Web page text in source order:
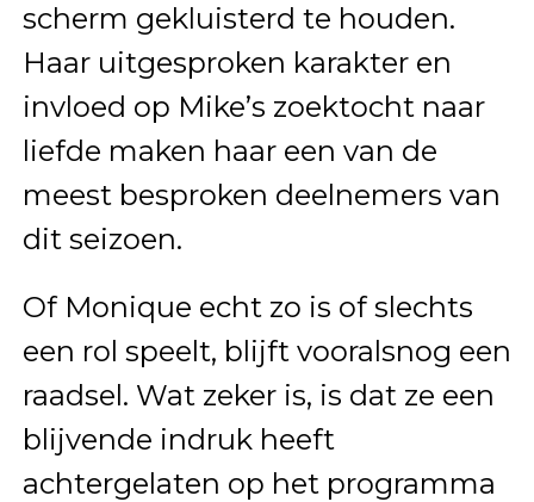
scherm gekluisterd te houden.
Haar uitgesproken karakter en
invloed op Mike’s zoektocht naar
liefde maken haar een van de
meest besproken deelnemers van
dit seizoen.
Of Monique echt zo is of slechts
een rol speelt, blijft vooralsnog een
raadsel. Wat zeker is, is dat ze een
blijvende indruk heeft
achtergelaten op het programma